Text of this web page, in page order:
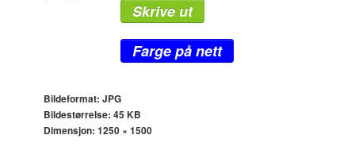
Skrive ut
Farge på nett
Bildeformat: JPG
Bildestørrelse: 45 KB
Dimensjon: 1250 × 1500